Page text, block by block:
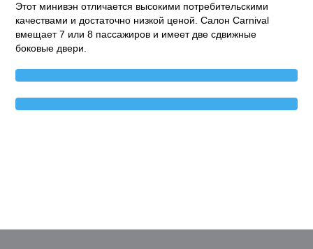
Этот минивэн отличается высокими потребительскими
качествами и достаточно низкой ценой. Салон Carnival
вмещает 7 или 8 пассажиров и имеет две сдвижные
боковые двери.